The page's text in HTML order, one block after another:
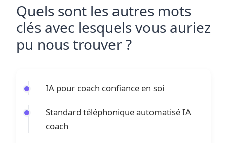
Quels sont les autres mots
clés avec lesquels vous auriez
pu nous trouver ?
IA pour coach confiance en soi
Standard téléphonique automatisé IA
coach